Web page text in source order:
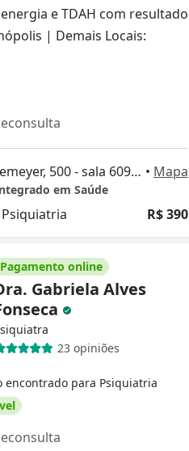
e TDAH com resultado
| Demais Locais:
Alameda Oscar Niemeyer, 500 - sala 609, Nova Lima • Mapa
em Saúde
R$ 390
Pagamento online
Gabriela Alves
23 opiniões
encontrado para Psiquiatria